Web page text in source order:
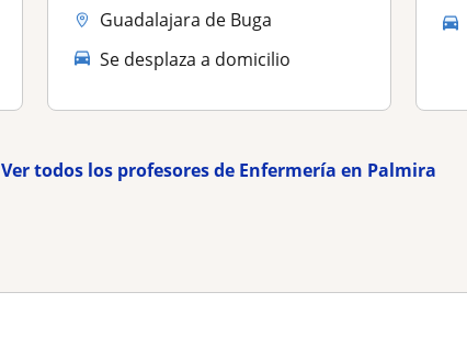
Guadalajara de Buga
Se desplaza a domicilio
Ver todos los profesores de Enfermería en Palmira